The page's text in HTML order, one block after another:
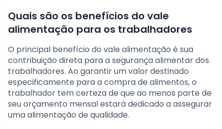
Quais são os benefícios do vale
alimentação para os trabalhadores
O principal benefício do vale alimentação é sua
contribuição direta para a segurança alimentar dos
trabalhadores. Ao garantir um valor destinado
especificamente para a compra de alimentos, o
trabalhador tem certeza de que ao menos parte de
seu orçamento mensal estará dedicado a assegurar
uma alimentação de qualidade.